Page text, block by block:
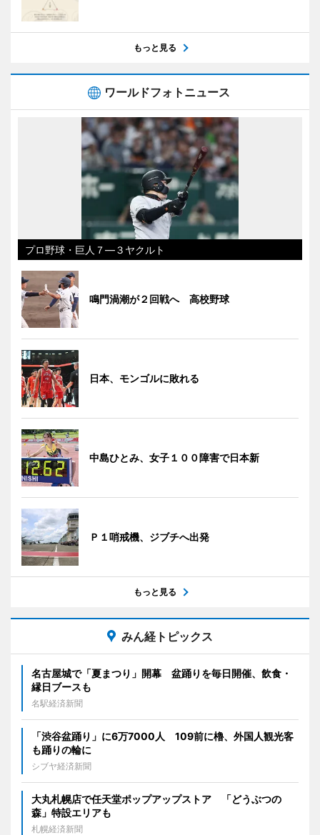
もっと見る
ワールドフォトニュース
プロ野球・巨人７―３ヤクルト
鳴門渦潮が２回戦へ 高校野球
日本、モンゴルに敗れる
中島ひとみ、女子１００障害で日本新
Ｐ１哨戒機、ジブチへ出発
もっと見る
みん経トピックス
名古屋城で「夏まつり」開幕 盆踊りを毎日開催、飲食・
縁日ブースも
名駅経済新聞
「渋谷盆踊り」に6万7000人 109前に櫓、外国人観光客
も踊りの輪に
シブヤ経済新聞
大丸札幌店で任天堂ポップアップストア 「どうぶつの
森」特設エリアも
札幌経済新聞